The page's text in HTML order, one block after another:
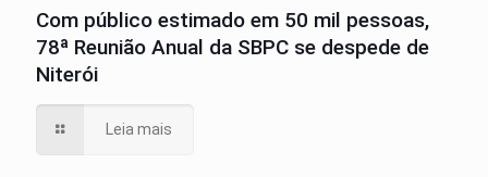
Com público estimado em 50 mil pessoas,
78ª Reunião Anual da SBPC se despede de
Niterói
Leia mais